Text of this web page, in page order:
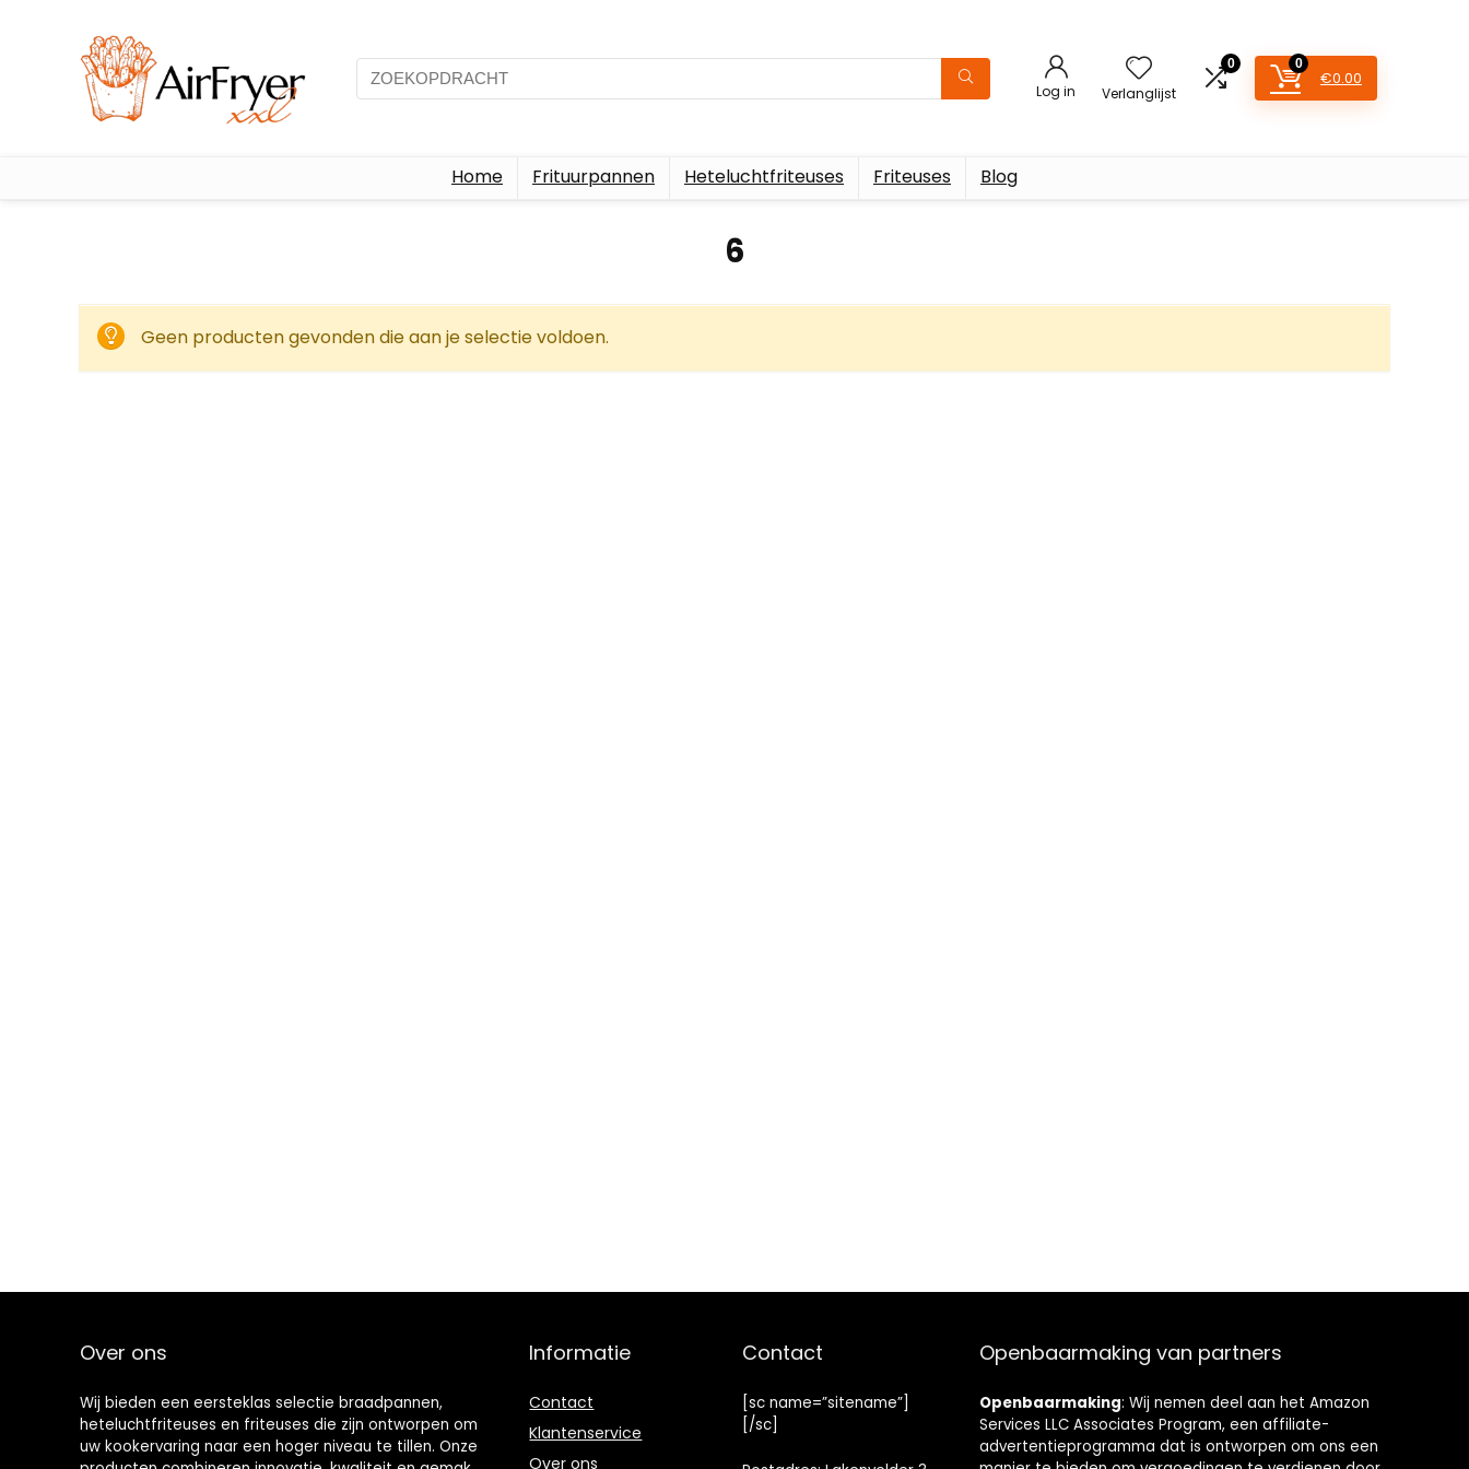
Log in Verlanglijst
0 0
€0.00
Home Frituurpannen Heteluchtfriteuses Friteuses Blog
‎6
Geen producten gevonden die aan je selectie voldoen.
Over ons
Wij bieden een eersteklas selectie braadpannen,
heteluchtfriteuses en friteuses die zijn ontworpen om
uw kookervaring naar een hoger niveau te tillen. Onze
Informatie
Contact
Klantenservice
Over ons
Contact
[sc name=”sitename”]
[/sc]
Openbaarmaking van partners
Openbaarmaking: Wij nemen deel aan het Amazon
Services LLC Associates Program, een affiliate-
advertentieprogramma dat is ontworpen om ons een